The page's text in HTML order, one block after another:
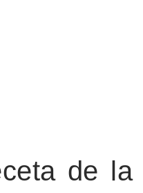
de la